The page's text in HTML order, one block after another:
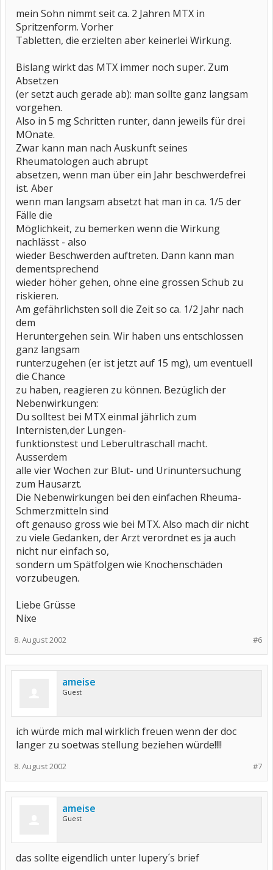
mein Sohn nimmt seit ca. 2 Jahren MTX in
Spritzenform. Vorher
Tabletten, die erzielten aber keinerlei Wirkung.
Bislang wirkt das MTX immer noch super. Zum
Absetzen
(er setzt auch gerade ab): man sollte ganz langsam
vorgehen.
Also in 5 mg Schritten runter, dann jeweils für drei
MOnate.
Zwar kann man nach Auskunft seines
Rheumatologen auch abrupt
absetzen, wenn man über ein Jahr beschwerdefrei
ist. Aber
wenn man langsam absetzt hat man in ca. 1/5 der
Fälle die
Möglichkeit, zu bemerken wenn die Wirkung
nachlässt - also
wieder Beschwerden auftreten. Dann kann man
dementsprechend
wieder höher gehen, ohne eine grossen Schub zu
riskieren.
Am gefährlichsten soll die Zeit so ca. 1/2 Jahr nach
dem
Heruntergehen sein. Wir haben uns entschlossen
ganz langsam
runterzugehen (er ist jetzt auf 15 mg), um eventuell
die Chance
zu haben, reagieren zu können. Bezüglich der
Nebenwirkungen:
Du solltest bei MTX einmal jährlich zum
Internisten,der Lungen-
funktionstest und Leberultraschall macht.
Ausserdem
alle vier Wochen zur Blut- und Urinuntersuchung
zum Hausarzt.
Die Nebenwirkungen bei den einfachen Rheuma-
Schmerzmitteln sind
oft genauso gross wie bei MTX. Also mach dir nicht
zu viele Gedanken, der Arzt verordnet es ja auch
nicht nur einfach so,
sondern um Spätfolgen wie Knochenschäden
vorzubeugen.
Liebe Grüsse
Nixe
#6
8. August 2002
ameise
Guest
ich würde mich mal wirklich freuen wenn der doc
langer zu soetwas stellung beziehen würde!!!!
#7
8. August 2002
ameise
Guest
das sollte eigendlich unter lupery´s brief